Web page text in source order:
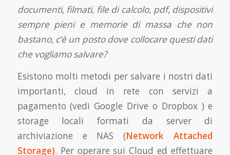
documenti, filmati, file di calcolo, pdf, dispositivi
sempre pieni e memorie di massa che non
bastano, c’è un posto dove collocare questi dati
che vogliamo salvare?
Esistono molti metodi per salvare i nostri dati
importanti, cloud in rete con servizi a
pagamento (vedi Google Drive o Dropbox ) e
storage locali formati da server di
archiviazione e NAS (Network Attached
Storage). Per operare sui Cloud ed effettuare